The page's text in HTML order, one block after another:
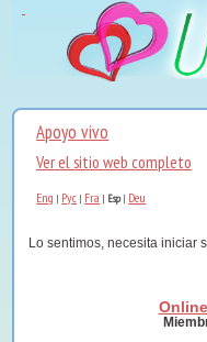
Apoyo vivo
Ver el sitio web completo
Eng | Рус | Fra | Esp| Deu
Lo sentimos, necesita iniciar